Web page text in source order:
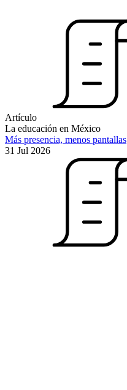
Artículo
La educación en México
Más presencia, menos pantallas
31 Jul 2026